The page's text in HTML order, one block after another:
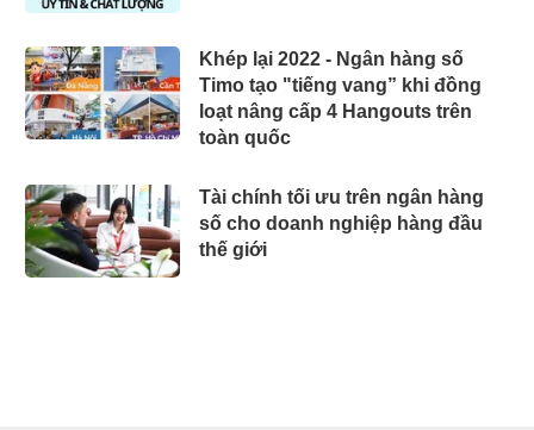
Khép lại 2022 - Ngân hàng số
Timo tạo "tiếng vang” khi đồng
loạt nâng cấp 4 Hangouts trên
toàn quốc
Tài chính tối ưu trên ngân hàng
số cho doanh nghiệp hàng đầu
thế giới